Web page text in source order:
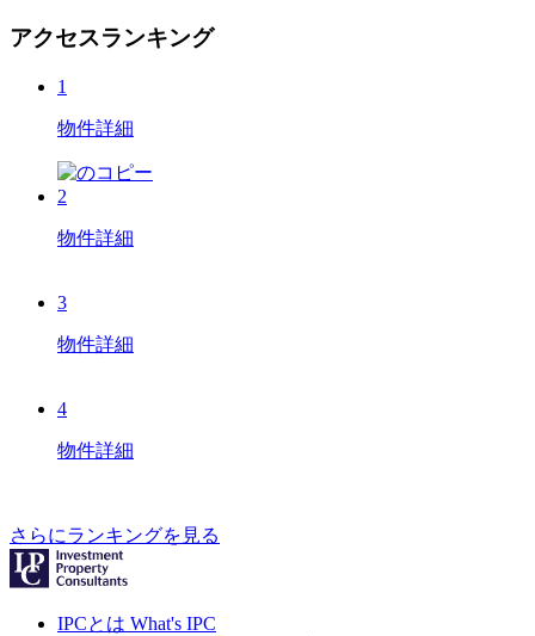
アクセスランキング
1
物件詳細
2
物件詳細
3
物件詳細
4
物件詳細
さらにランキングを見る
IPCとは What's IPC